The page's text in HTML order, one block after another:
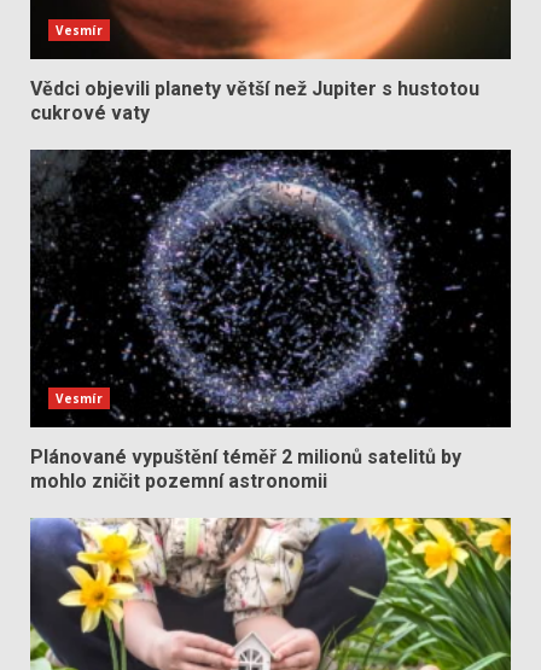
Vesmír
Vědci objevili planety větší než Jupiter s hustotou
cukrové vaty
Vesmír
Plánované vypuštění téměř 2 milionů satelitů by
mohlo zničit pozemní astronomii